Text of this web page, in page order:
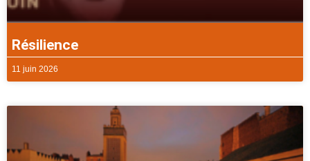
Résilience
11 juin 2026